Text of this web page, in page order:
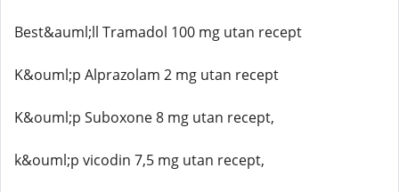
Best&auml;ll Tramadol 100 mg utan recept
K&ouml;p Alprazolam 2 mg utan recept
K&ouml;p Suboxone 8 mg utan recept,
k&ouml;p vicodin 7,5 mg utan recept,